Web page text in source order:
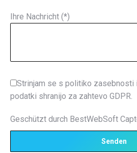
Ihre Nachricht (*)
Strinjam se s politiko zasebnosti
podatki shranijo za zahtevo GDPR.
Geschützt durch BestWebSoft